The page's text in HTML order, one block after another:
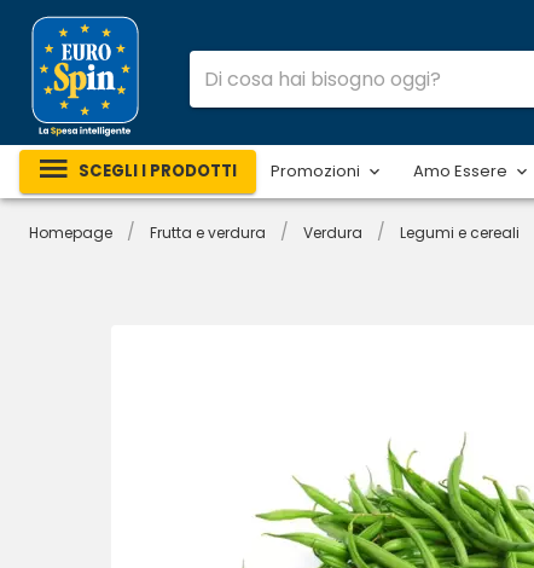
SCEGLI I PRODOTTI Promozioni Amo Essere
Homepage / Frutta e verdura / Verdura / Legumi e cereali